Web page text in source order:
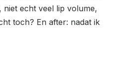
echt veel lip volume,
toch? En after: nadat ik